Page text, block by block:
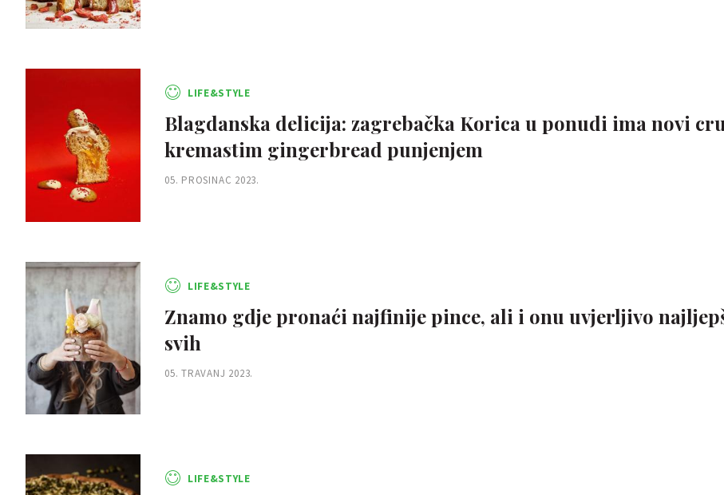
LIFE&STYLE
Blagdanska delicija: zagrebačka Korica u ponudi ima novi
kremastim gingerbread punjenjem
05. PROSINAC 2023.
LIFE&STYLE
Znamo gdje pronaći najfinije pince, ali i onu uvjerljivo
svih
05. TRAVANJ 2023.
LIFE&STYLE